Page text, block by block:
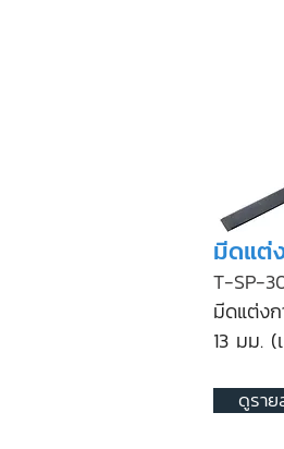
มีดแต่
T-SP-
มีดแต่ง
13 มม. (
ดูราย